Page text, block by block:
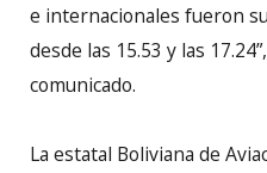
e internacionales fueron
desde las 15.53 y las
comunicado.
La estatal Boliviana de